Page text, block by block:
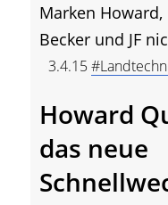
Marken
Becker und JF
3.4.15
Howard
das neue